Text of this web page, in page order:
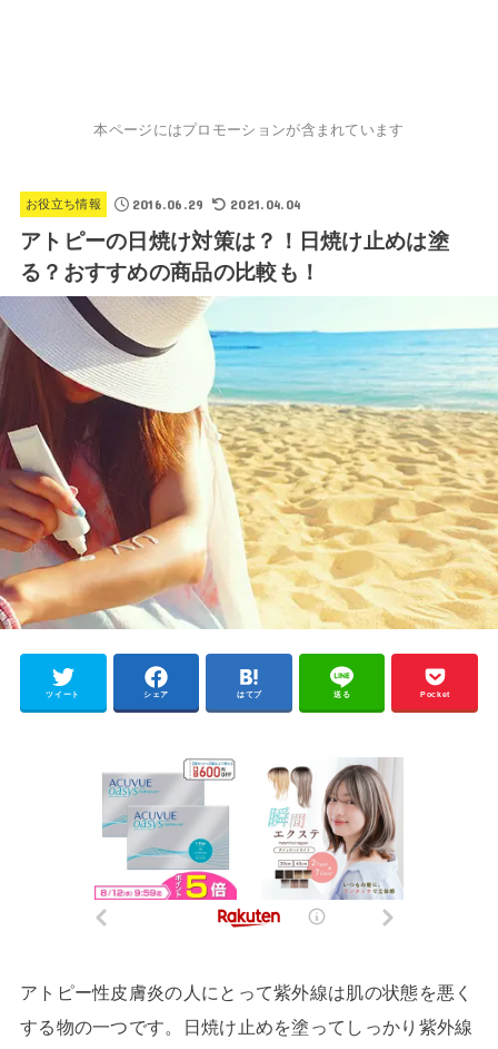
本ページにはプロモーションが含まれています
お役立ち情報 2016.06.29 2021.04.04
アトピーの日焼け対策は？！日焼け止めは塗
る？おすすめの商品の比較も！
ツイート シェア はてブ 送る Pocket
アトピー性皮膚炎の人にとって紫外線は肌の状態を悪く
する物の一つです。日焼け止めを塗ってしっかり紫外線